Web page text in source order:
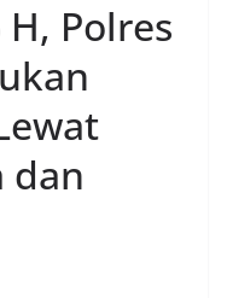
Polres
dan